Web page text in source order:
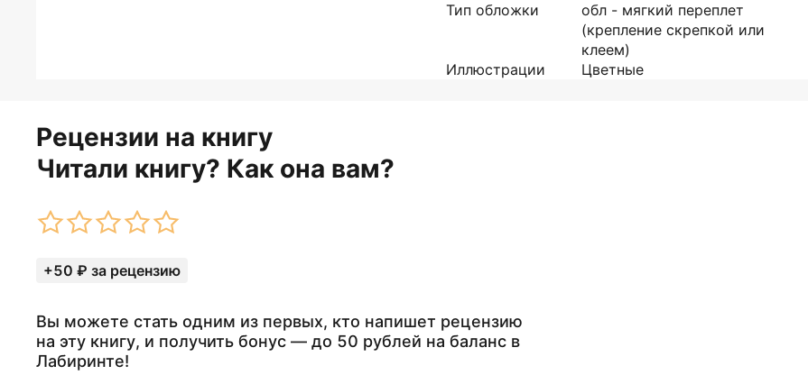
Тип обложки
обл - мягкий переплет
(крепление скрепкой или
клеем)
Иллюстрации
Цветные
Рецензии на книгу
Читали книгу? Как она вам?
+50 ₽ за рецензию
Вы можете стать одним из первых, кто напишет рецензию
на эту книгу, и получить бонус — до 50 рублей на баланс в
Лабиринте!